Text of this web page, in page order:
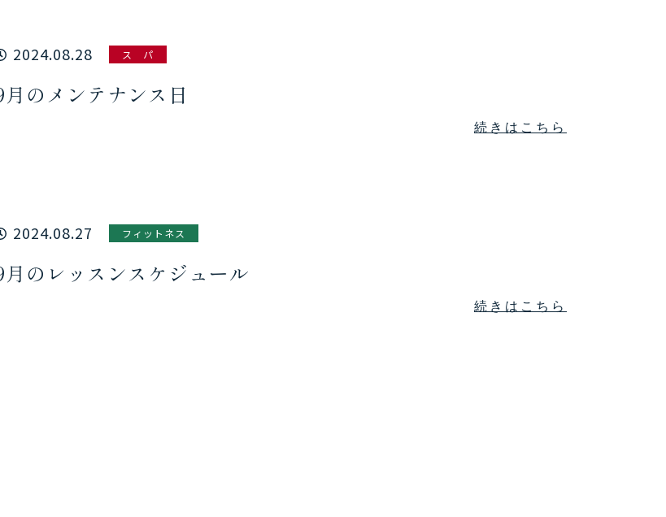
2024.08.28 ス パ
月のメンテナンス日
続きはこちら
2024.08.27 フィットネス
月のレッスンスケジュール
続きはこちら